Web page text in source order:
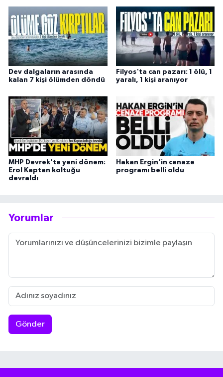
Dev dalgaların arasında
kalan 7 kişi ölümden döndü
Filyos'ta can pazarı: 1 ölü, 1
yaralı, 1 kişi aranıyor
MHP Devrek'te yeni dönem:
Erol Kaptan koltuğu
devraldı
Hakan Ergin'in cenaze
programı belli oldu
Yorumlar
Gönder